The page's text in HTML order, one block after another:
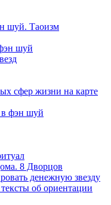
шуй. Таоизм
шуй
сфер жизни на карте
фэн шуй
8 Дворцов
денежную звезду
об ориентации